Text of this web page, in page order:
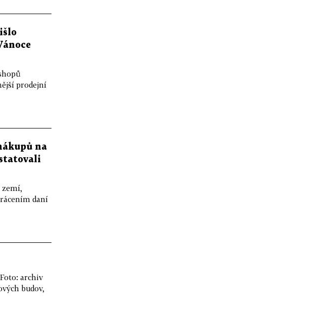
prodejní
na
zemí,
daní
archiv
budov,